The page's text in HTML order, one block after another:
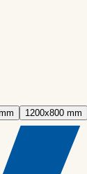
1200x800 mm